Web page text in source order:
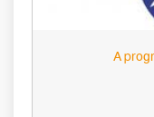
A